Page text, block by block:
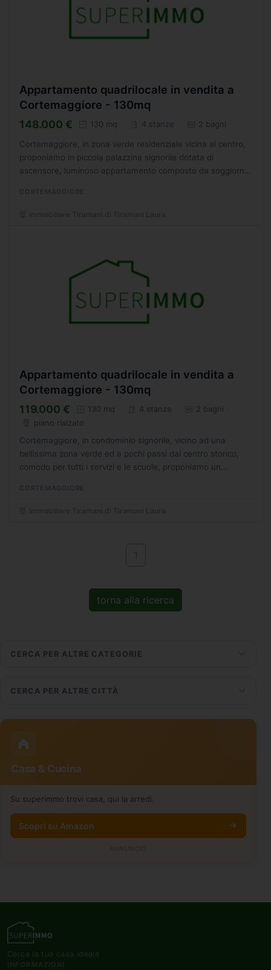
Appartamento quadrilocale in vendita a
Cortemaggiore - 130mq
148.000 € 130 mq 4 stanze 2 bagni
Cortemaggiore, in zona verde residenziale vicina al centro,
proponiamo in piccola palazzina signorile dotata di
ascensore, luminoso appartamento composto da soggiorno,
Appartamento quadrilocale in vendita a
Cortemaggiore - 130mq
119.000 € 130 mq 4 stanze
2 bagni
piano rialzato
Cortemaggiore, in condominio signorile, vicino ad una
bellissima zona verde ed a pochi passi dal centro storico,
comodo per tutti i servizi e le scuole, proponiamo un
torna alla ricerca
CERCA PER ALTRE CATEGORIE
CERCA PER ALTRE CITTÀ
Casa & Cucina
Su superimmo trovi casa, qui la arredi.
Scopri su Amazon
ANNUNCIO
Cerca la tua casa ideale